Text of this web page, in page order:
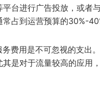
台进行广告投放，或者
占到运营预算的30%-
费用是不可忽视的支出
是对于流量较高的应用